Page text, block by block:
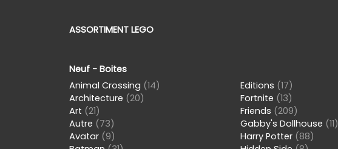
ASSORTIMENT LEGO
Neuf - Boites
Animal Crossing (14)
Architecture (20)
Art (21)
Autre (73)
Avatar (9)
Editions (17)
Fortnite (13)
Friends (209)
Gabby's Dollhouse (11)
Harry Potter (88)